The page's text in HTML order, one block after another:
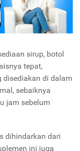
sirup, botol
tepat,
disediakan di dalam
sebaiknya
jam sebelum
dihindarkan dari
ini juga